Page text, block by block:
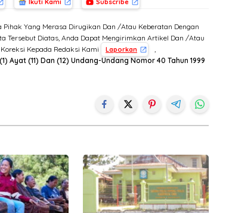
Ikuti Kami Subscribe
Pihak Yang Merasa Dirugikan Dan /Atau Keberatan Dengan
Tersebut Diatas, Anda Dapat Mengirimkan Artikel Dan /Atau
Kepada Redaksi Kami
Laporkan
,
Ayat (11) Dan (12) Undang-Undang Nomor 40 Tahun 1999